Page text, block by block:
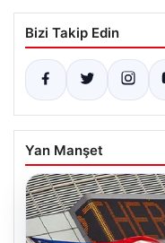
Bizi Takip Edin
Yan Manşet